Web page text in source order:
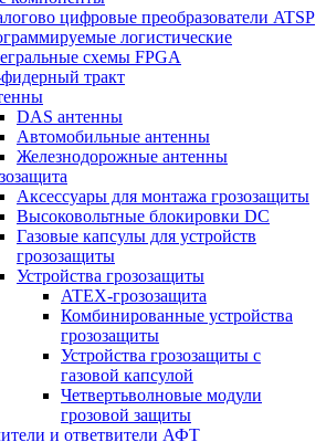
цифровые преобразователи ATSP
логистические
схемы FPGA
тракт
DAS антенны
Автомобильные антенны
Железнодорожные антенны
Аксессуары для монтажа грозозащиты
Высоковольтные блокировки DC
Газовые капсулы для устройств
грозозащиты
Устройства грозозащиты
ATEX-грозозащита
Комбинированные устройства
грозозащиты
Устройства грозозащиты с
газовой капсулой
Четвертьволновые модули
грозовой защиты
и ответвители АФТ